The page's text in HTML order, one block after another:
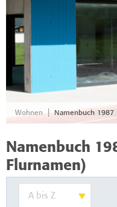
Wohnen Namenbuch 1987
Namenbuch
Flurnamen)